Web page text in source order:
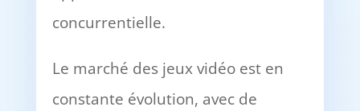
concurrentielle.
Le marché des jeux vidéo est en
constante évolution, avec de